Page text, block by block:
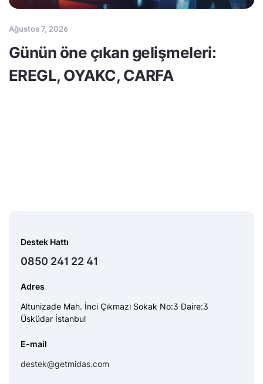
Ağustos 7, 2026
Günün öne çıkan gelişmeleri:
EREGL, OYAKC, CARFA
Destek Hattı
0850 241 22 41
Adres
Altunizade Mah. İnci Çıkmazı Sokak No:3 Daire:3
Üsküdar İstanbul
E-mail
destek@getmidas.com